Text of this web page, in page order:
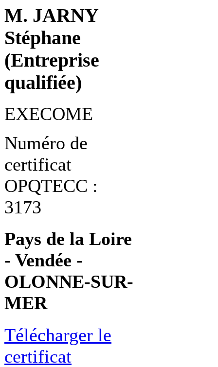
M. JARNY
Stéphane
(Entreprise
qualifiée)
EXECOME
Numéro de
certificat
OPQTECC :
3173
Pays de la Loire
- Vendée -
OLONNE-SUR-
MER
Télécharger le
certificat